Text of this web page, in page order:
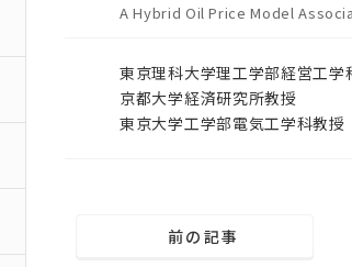
A Hybrid Oil Price Model
東京理科大学理工学部経営工学
京都大学経済研究所教授
東京大学工学部電気工学科教授
前の記事